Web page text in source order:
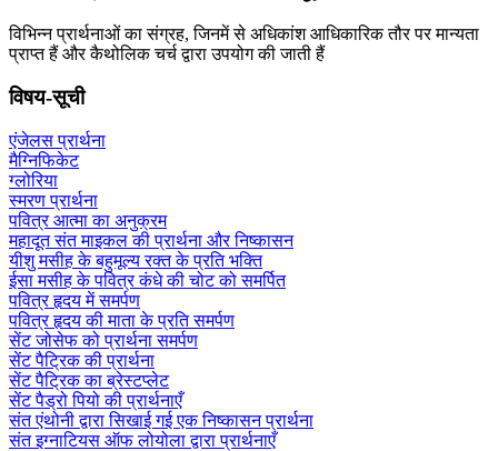
विभिन्न प्रार्थनाओं का संग्रह, जिनमें से अधिकांश आधिकारिक तौर पर मान्यता
प्राप्त हैं और कैथोलिक चर्च द्वारा उपयोग की जाती हैं
विषय-सूची
एंजेलस प्रार्थना
मैग्निफिकेट
ग्लोरिया
स्मरण प्रार्थना
पवित्र आत्मा का अनुक्रम
महादूत संत माइकल की प्रार्थना और निष्कासन
यीशु मसीह के बहुमूल्य रक्त के प्रति भक्ति
ईसा मसीह के पवित्र कंधे की चोट को समर्पित
पवित्र हृदय में समर्पण
पवित्र हृदय की माता के प्रति समर्पण
सेंट जोसेफ को प्रार्थना समर्पण
सेंट पैट्रिक की प्रार्थना
सेंट पैट्रिक का ब्रेस्टप्लेट
सेंट पैड्रो पियो की प्रार्थनाएँ
संत एंथोनी द्वारा सिखाई गई एक निष्कासन प्रार्थना
संत इग्नाटियस ऑफ लोयोला द्वारा प्रार्थनाएँ